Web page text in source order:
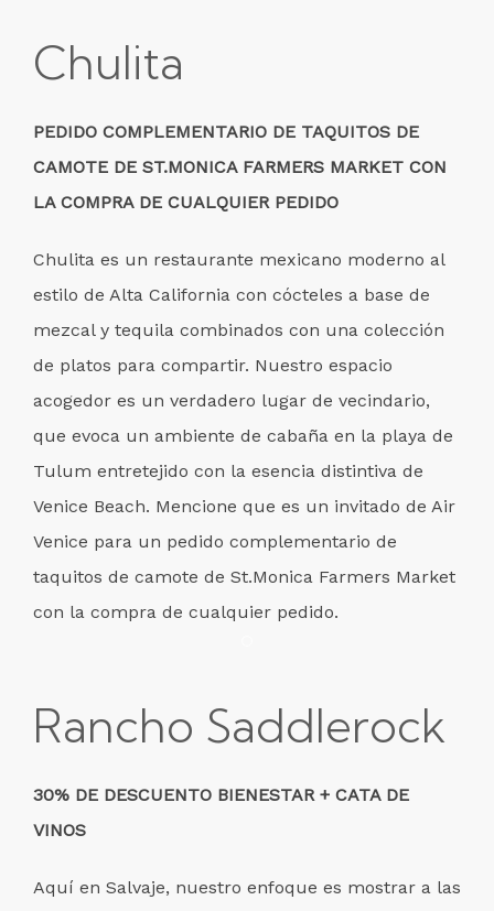
Chulita
PEDIDO COMPLEMENTARIO DE TAQUITOS DE
CAMOTE DE ST.MONICA FARMERS MARKET CON
LA COMPRA DE CUALQUIER PEDIDO
Chulita es un restaurante mexicano moderno al
estilo de Alta California con cócteles a base de
mezcal y tequila combinados con una colección
de platos para compartir. Nuestro espacio
acogedor es un verdadero lugar de vecindario,
que evoca un ambiente de cabaña en la playa de
Tulum entretejido con la esencia distintiva de
Venice Beach. Mencione que es un invitado de Air
Venice para un pedido complementario de
taquitos de camote de St.Monica Farmers Market
con la compra de cualquier pedido.
Rancho Saddlerock
30% DE DESCUENTO BIENESTAR + CATA DE
VINOS
Aquí en Salvaje, nuestro enfoque es mostrar a las